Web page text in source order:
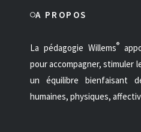
A PROPOS
La pédagogie Willems®
pour accompagner, stimuler
un équilibre bienfaisant
humaines, physiques,